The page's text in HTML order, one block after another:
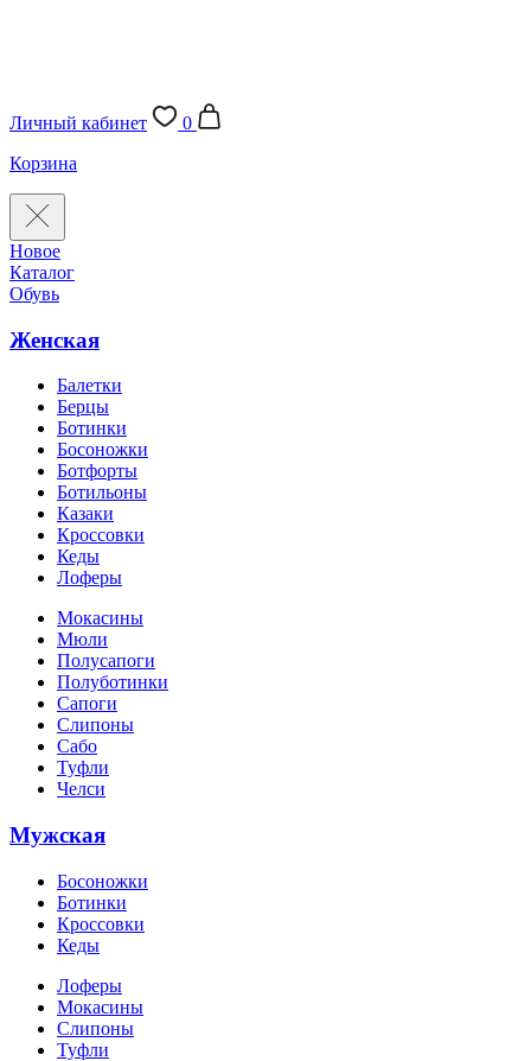
Личный кабинет
0
Корзина
Новое
Каталог
Обувь
Женская
Балетки
Берцы
Ботинки
Босоножки
Ботфорты
Ботильоны
Казаки
Кроссовки
Кеды
Лоферы
Мокасины
Мюли
Полусапоги
Полуботинки
Сапоги
Слипоны
Сабо
Туфли
Челси
Мужская
Босоножки
Ботинки
Кроссовки
Кеды
Лоферы
Мокасины
Слипоны
Туфли